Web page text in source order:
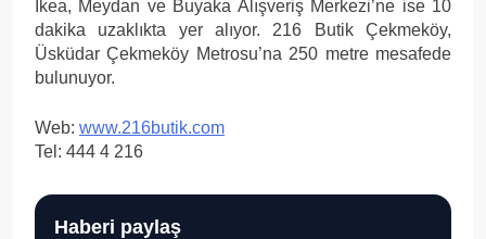
İkea, Meydan ve Buyaka Alışveriş Merkezi’ne ise 10
dakika uzaklıkta yer alıyor. 216 Butik Çekmeköy,
Üsküdar Çekmeköy Metrosu’na 250 metre mesafede
bulunuyor.
Web: www.216butik.com
Tel: 444 4 216
Haberi paylaş